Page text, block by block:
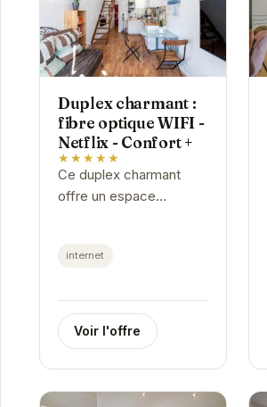
Duplex charmant :
fibre optique WIFI -
Netflix - Confort +
★★★★★
Ce duplex charmant
offre un espace
Grenoble. Profitez d'une
débit grâce à...
internet
Voir l'offre